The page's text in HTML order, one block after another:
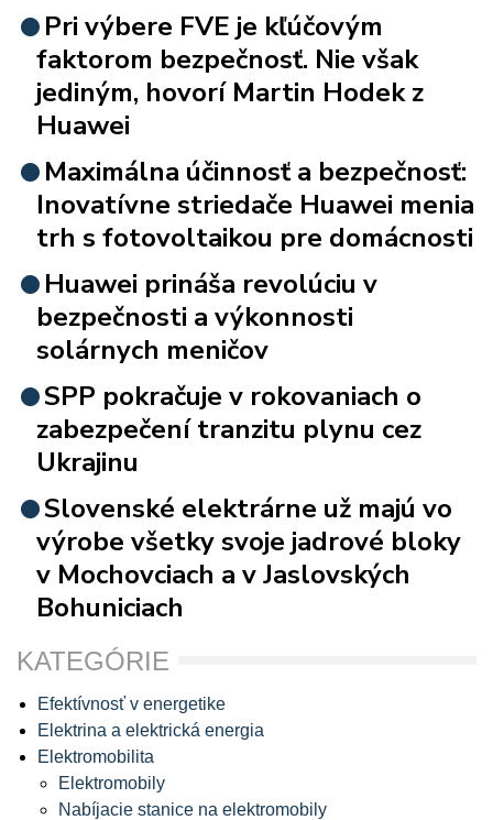
Pri výbere FVE je kľúčovým
faktorom bezpečnosť. Nie však
jediným, hovorí Martin Hodek z
Huawei
Maximálna účinnosť a bezpečnosť:
Inovatívne striedače Huawei menia
trh s fotovoltaikou pre domácnosti
Huawei prináša revolúciu v
bezpečnosti a výkonnosti
solárnych meničov
SPP pokračuje v rokovaniach o
zabezpečení tranzitu plynu cez
Ukrajinu
Slovenské elektrárne už majú vo
výrobe všetky svoje jadrové bloky
v Mochovciach a v Jaslovských
Bohuniciach
KATEGÓRIE
Efektívnosť v energetike
Elektrina a elektrická energia
Elektromobilita
Elektromobily
Nabíjacie stanice na elektromobily